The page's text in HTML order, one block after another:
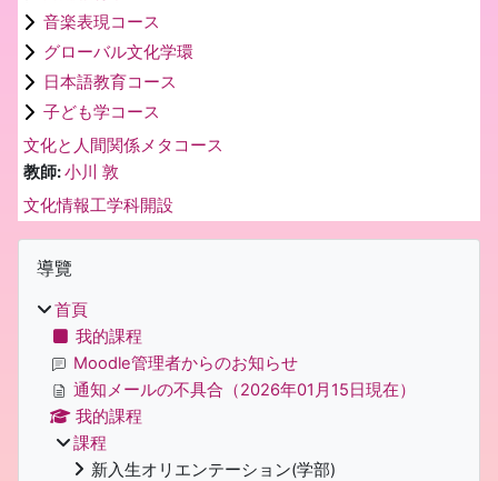
音楽表現コース
グローバル文化学環
日本語教育コース
子ども学コース
文化と人間関係メタコース
教師:小川 敦
文化情報工学科開設
區塊
導覽
首頁
我的課程
Moodle管理者からのお知らせ
通知メールの不具合（2026年01月15日現在）
我的課程
課程
新入生オリエンテーション(学部)